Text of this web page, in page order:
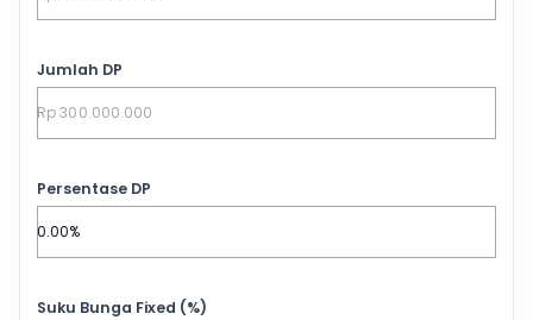
Jumlah DP
Persentase DP
Suku Bunga Fixed (%)